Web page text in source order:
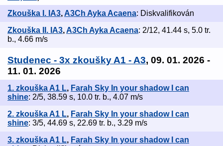
Zkouška I. IA3, A3Ch Ayka Acaena: Diskvalifikován
Zkouška II. IA3,A3Ch Ayka Acaena: 2/12, 41.44 s, 5.0 tr.
b., 4.66 m/s
Studenec - 3x zkoušky A1 - A3, 09. 01. 2026 -
11. 01. 2026
1. zkouška A1 L, Farah Sky In your shadow I can
shine: 2/5, 38.59 s, 10.0 tr. b., 4.07 m/s
2. zkouška A1 L, Farah Sky In your shadow I can
shine: 3/5, 44.69 s, 22.69 tr. b., 3.29 m/s
3. zkouška A1 L, Farah Sky In your shadow I can